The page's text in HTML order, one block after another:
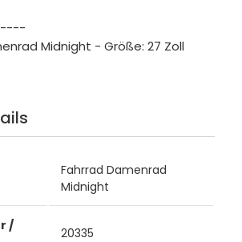
Midnight - Größe: 27 Zoll
Fahrrad Damenrad
Midnight
/
20335